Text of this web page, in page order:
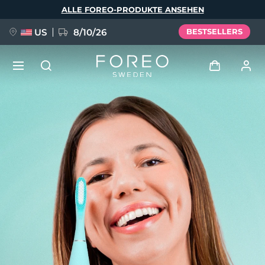
ALLE FOREO-PRODUKTE ANSEHEN
US 8/10/26 BESTSELLERS
Benutzerkonto
Meine Geräte
Meine Bestellungen
Meine Adressen
Meine Abonnements
FAQ™ Pure Beauty-Tech Elixir
BREAKING NEWS
issa™ Teeth Whitening Set
Deutsch
Español
Français
Italiano
Português
Svenska
Русский
简体中文 繁體中文